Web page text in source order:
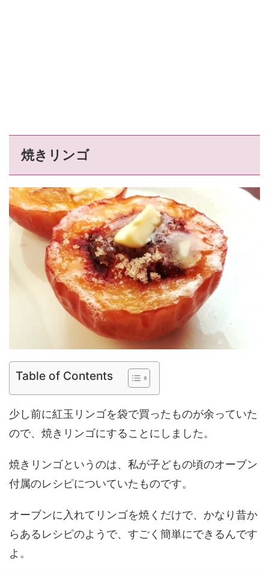
焼きリンゴ
Table of Contents
少し前に紅玉リンゴを袋で買ったものが余っていた
ので、焼きリンゴにすることにしました。
焼きリンゴというのは、私が子どもの頃のオーブン
付属のレシピについていたものです。
オーブンに入れてリンゴを焼くだけで、かなり昔か
らあるレシピのようで、すごく簡単にできるんです
よ。